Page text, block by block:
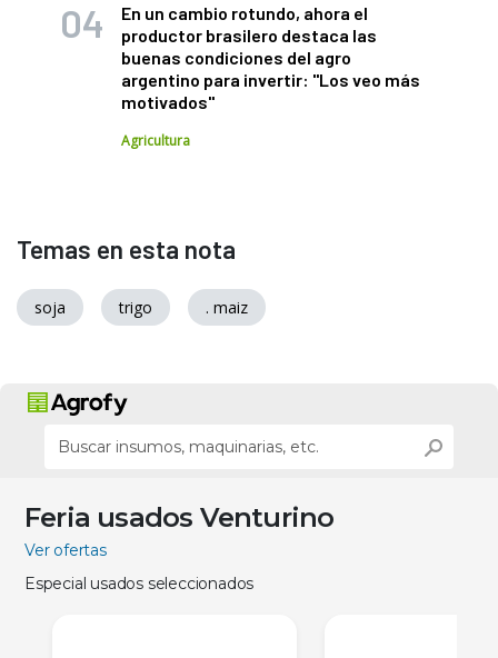
En un cambio rotundo, ahora el
productor brasilero destaca las
buenas condiciones del agro
argentino para invertir: "Los veo más
motivados"
Agricultura
Temas en esta nota
soja trigo . maiz
Feria usados Venturino
Ver ofertas
Especial usados seleccionados